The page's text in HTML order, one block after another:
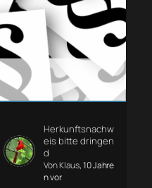
Herkunftsnachw
eis bitte dringen
d
Von Klaus, 10 Jahre
n vor